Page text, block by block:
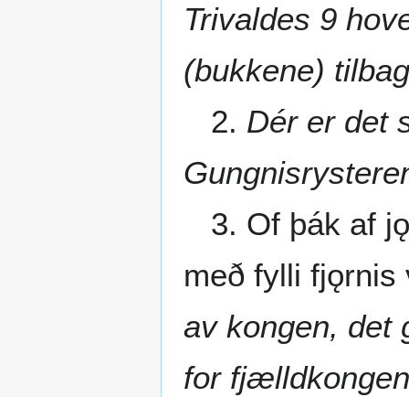
Trivaldes 9
(bukkene)
2. Dér er det
3. Of þák af
með fylli
av kongen, det
for